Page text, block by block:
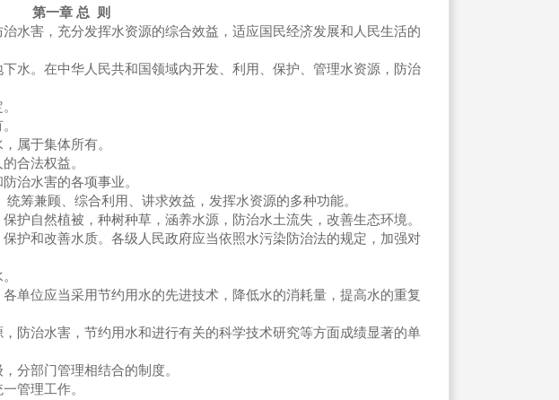
第一章 总 则
水害，充分发挥水资源的综合效益，适应国民经济发展和人民生活的
水。在中华人民共和国领域内开发、利用、保护、管理水资源，防治
属于集体所有。
合法权益。
治水害的各项事业。
兼顾、综合利用、讲求效益，发挥水资源的多种功能。
护自然植被，种树种草，涵养水源，防治水土流失，改善生态环境。
护和改善水质。各级人民政府应当依照水污染防治法的规定，加强对
位应当采用节约用水的先进技术，降低水的消耗量，提高水的重复
防治水害，节约用水和进行有关的科学技术研究等方面成绩显著的单
分部门管理相结合的制度。
管理工作。